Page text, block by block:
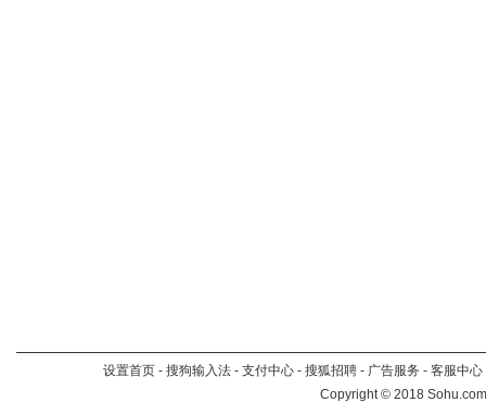
设置首页 - 搜狗输入法 - 支付中心 - 搜狐招聘 - 广告服务 - 客服中心
Copyright©2018